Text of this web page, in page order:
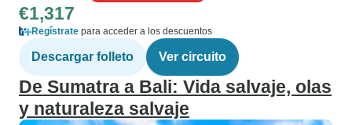
€1,317
Regístrate para acceder a los descuentos
Descargar folleto Ver circuito
De Sumatra a Bali: Vida salvaje, olas
y naturaleza salvaje